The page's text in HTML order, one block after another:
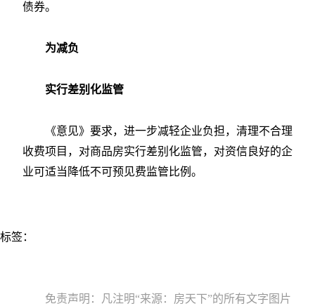
债券。
为减负
实行差别化监管
《意见》要求，进一步减轻企业负担，清理不合理
收费项目，对商品房实行差别化监管，对资信良好的企
业可适当降低不可预见费监管比例。
标签：
免责声明：凡注明“来源：房天下”的所有文字图片